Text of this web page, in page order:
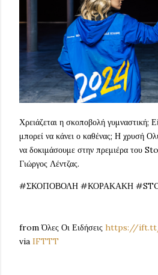
Χρειάζεται η σκοποβολή γυμναστική;
μπορεί να κάνει ο καθένας; Η χρυσή
να δοκιμάσουμε στην πρεμιέρα του
Γιώργος Λέντζας.
#ΣΚΟΠΟΒΟΛΗ #ΚΟΡΑΚΑΚΗ
from Όλες Οι Ειδήσεις https://ift.tt/
via IFTTT